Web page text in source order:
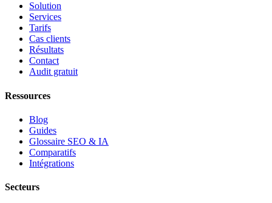
Solution
Services
Tarifs
Cas clients
Résultats
Contact
Audit gratuit
Ressources
Blog
Guides
Glossaire SEO & IA
Comparatifs
Intégrations
Secteurs